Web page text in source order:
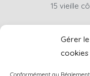
Gérer
cookies
Conformément au
15 vieille
Sur